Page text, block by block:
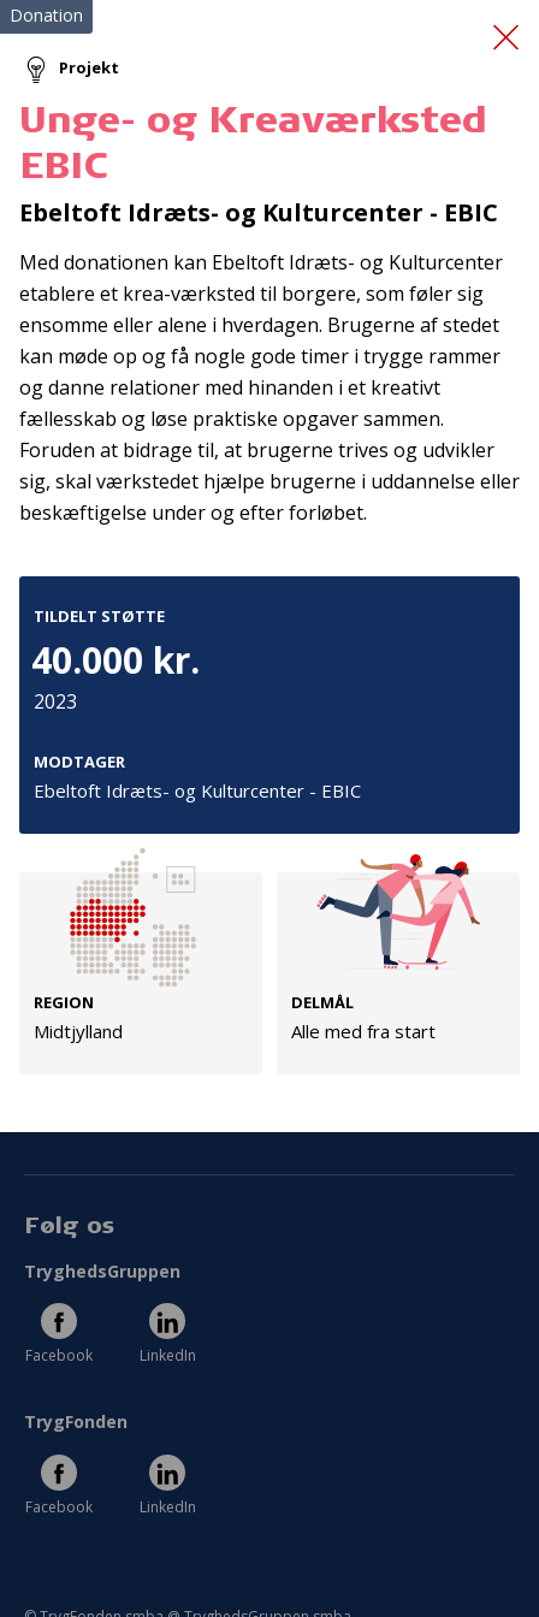
Effektiv stressreduktion
Donation
Projekt
Unge- og Kreaværksted
EBIC
Ebeltoft Idræts- og Kulturcenter - EBIC
Med donationen kan Ebeltoft Idræts- og Kulturcenter
etablere et krea-værksted til borgere, som føler sig
ensomme eller alene i hverdagen. Brugerne af stedet
kan møde op og få nogle gode timer i trygge rammer
og danne relationer med hinanden i et kreativt
fællesskab og løse praktiske opgaver sammen.
Foruden at bidrage til, at brugerne trives og udvikler
sig, skal værkstedet hjælpe brugerne i uddannelse eller
beskæftigelse under og efter forløbet.
TILDELT STØTTE
40.000 kr.
2023
MODTAGER
Ebeltoft Idræts- og Kulturcenter - EBIC
REGION
Midtjylland
DELMÅL
Alle med fra start
Tilmeld nyhedsbrev
De seneste nyheder om TrygFondens og TryghedsGruppens
aktiviteter direkte i din indbakke.
Tilmeld
TrygFonden
info@trygfonden.dk
TryghedsGruppen
T:45 26 08 26
info@tryghedsgruppen.dk
Fakturering
Kontakt os
Presse
Cookies
Følg os
TryghedsGruppen
Facebook LinkedIn
TrygFonden
Facebook LinkedIn